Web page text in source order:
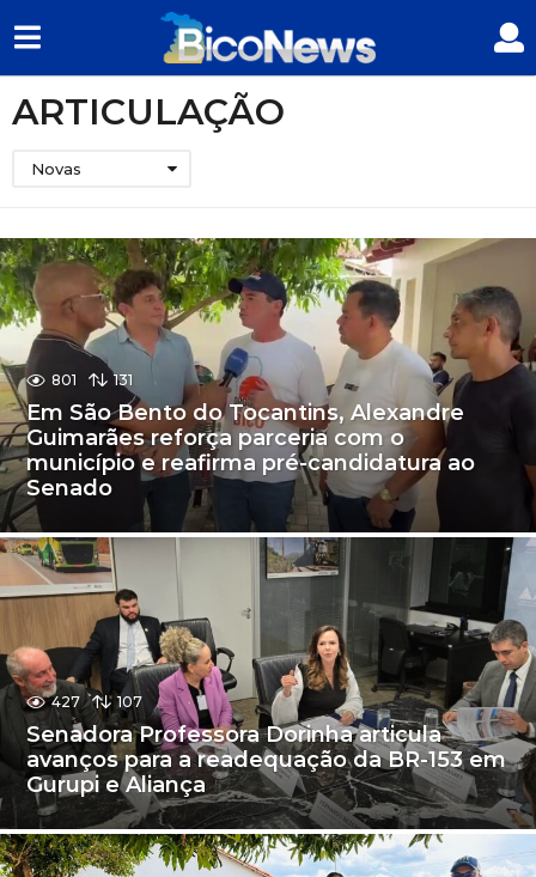
ARTICULAÇÃO
Novas
801 131
Em São Bento do Tocantins, Alexandre
Guimarães reforça parceria com o
município e reafirma pré-candidatura ao
Senado
427 107
Senadora Professora Dorinha articula
avanços para a readequação da BR-153 em
Gurupi e Aliança